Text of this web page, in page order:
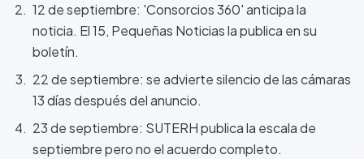
12 de septiembre: 'Consorcios 360' anticipa la
noticia. El 15, Pequeñas Noticias la publica en su
boletín.
22 de septiembre: se advierte silencio de las cámaras
13 días después del anuncio.
23 de septiembre: SUTERH publica la escala de
septiembre pero no el acuerdo completo.